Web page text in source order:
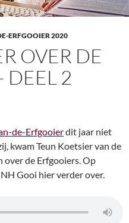
ERFGOOIER 2020
OVER DE
DEEL 2
de-Erfgooierdit jaar niet
kwam Teun Koetsier van de
de Erfgooiers. Op
Gooi hier verder over.